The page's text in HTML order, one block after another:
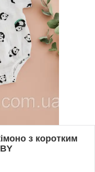
з коротким